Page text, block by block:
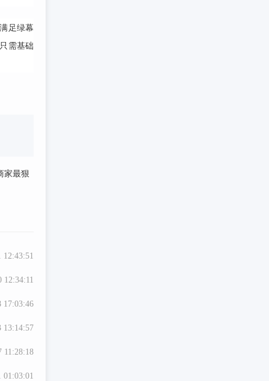
足绿幕
需基础
家最狠
12:43:51
12:34:11
17:03:46
13:14:57
11:28:18
01:03:01